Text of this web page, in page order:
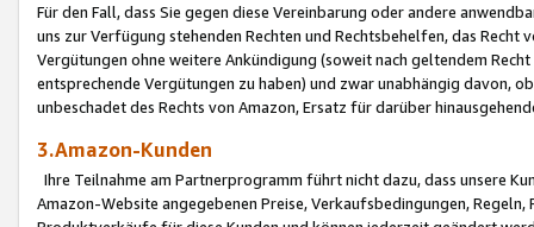
Für den Fall, dass Sie gegen diese Vereinbarung oder andere
uns zur Verfügung stehenden Rechten und Rechtsbehelfen, das
Vergütungen ohne weitere Ankündigung (soweit nach geltendem
entsprechende Vergütungen zu haben) und zwar unabhängig davon,
unbeschadet des Rechts von Amazon, Ersatz für darüber
3.Amazon-Kunden
Ihre Teilnahme am Partnerprogramm führt nicht dazu, dass unsere
Amazon-Website angegebenen Preise, Verkaufsbedingungen,